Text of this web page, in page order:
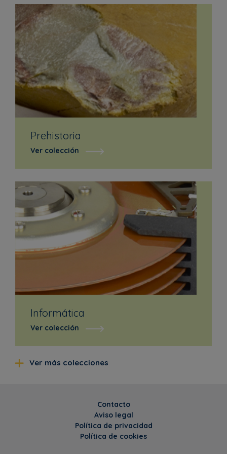
Prehistoria
Ver colección
Informática
Ver colección
Ver más colecciones
Contacto
Aviso legal
Política de privacidad
Política de cookies